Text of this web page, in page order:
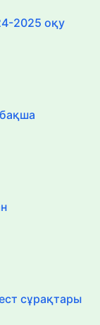
2025 оқу
сұрақтары